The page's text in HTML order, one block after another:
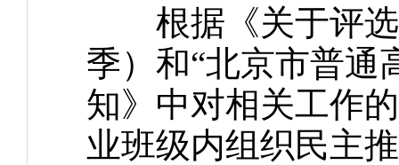
根据《关于评选
季）和“北京市普通
知》中对相关工作
业班级内组织民主